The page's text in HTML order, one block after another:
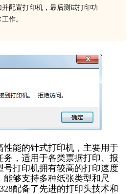
配置打印机，最后测试打印功
作。
性能的针式打印机，主要用于
务，适用于各类票据打印、报
号打印机拥有较高的打印速度
够支持多种纸张类型和尺
配备了先进的打印头技术和